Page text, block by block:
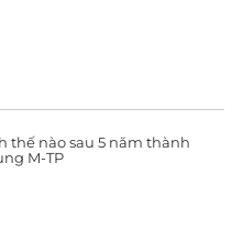
thế nào sau 5 năm thành
M-TP